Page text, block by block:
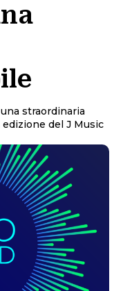
straordinaria
del J Music